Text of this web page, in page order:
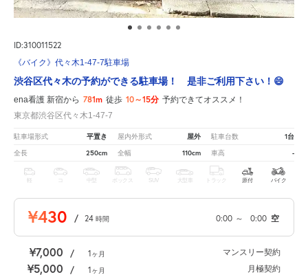
ID:310011522
《バイク》代々木1-47-7駐車場
渋谷区代々木の予約ができる駐車場！ 是非ご利用下さい！😄
ena看護 新宿から 781m 徒歩 10～15分 予約できてオススメ！
東京都渋谷区代々木1-47-7
駐車場形式 平置き 屋内外形式 屋外 駐車台数 1台
全長 250cm 全幅 110cm 車高 -
軽 中型 ボックス SUV 大型車 トラック 原付 バイク
¥430 / 24 時間 0:00 ～ 0:00 空
¥7,000 / 1ヶ月 マンスリー契約
¥5,000 / 1ヶ月 月極契約